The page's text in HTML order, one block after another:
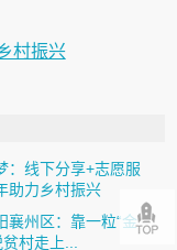
村振兴
：线下分享+志愿服
助力乡村振兴
襄州区：靠一粒“金
村走上...